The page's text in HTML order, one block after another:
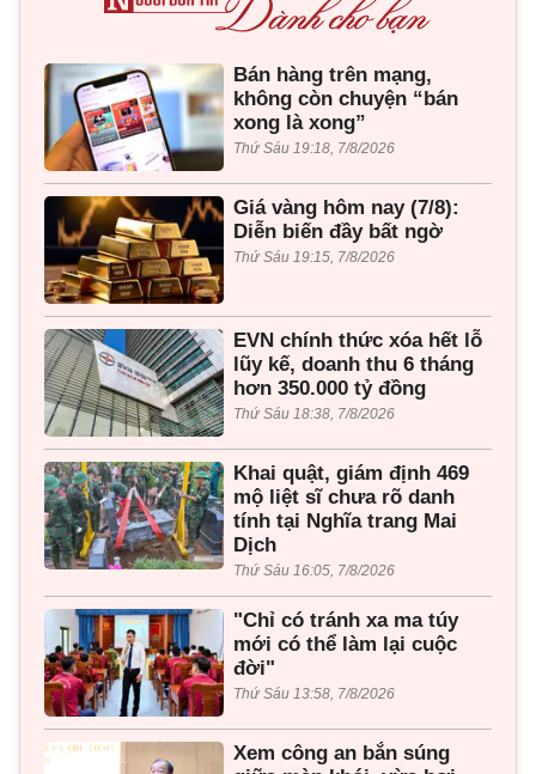
Bán hàng trên mạng,
không còn chuyện “bán
xong là xong”
Thứ Sáu 19:18, 7/8/2026
Giá vàng hôm nay (7/8):
Diễn biến đầy bất ngờ
Thứ Sáu 19:15, 7/8/2026
EVN chính thức xóa hết lỗ
lũy kế, doanh thu 6 tháng
hơn 350.000 tỷ đồng
Thứ Sáu 18:38, 7/8/2026
Khai quật, giám định 469
mộ liệt sĩ chưa rõ danh
tính tại Nghĩa trang Mai
Dịch
Thứ Sáu 16:05, 7/8/2026
"Chỉ có tránh xa ma túy
mới có thể làm lại cuộc
đời"
Thứ Sáu 13:58, 7/8/2026
Xem công an bắn súng